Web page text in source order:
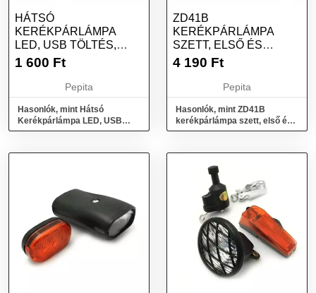
HÁTSÓ
KERÉKPÁRLÁMPA
LED, USB TÖLTÉS,
PIROS FÉNY, ÖT
1 600 Ft
Pepita
Hasonlók, mint Hátsó
Kerékpárlámpa LED, USB
Töltés, Piros Fény, Öt
ZD41B
KERÉKPÁRLÁMPA
SZETT, ELSŐ ÉS
HÁTSÓ
4 190 Ft
Pepita
Hasonlók, mint ZD41B
kerékpárlámpa szett, első és
hátsó